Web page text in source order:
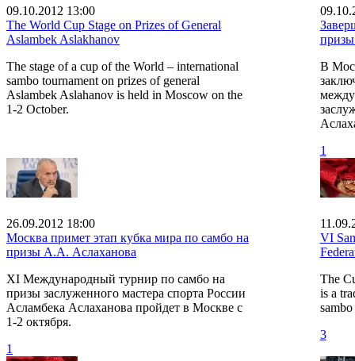
09.10.2012 13:00
The World Cup Stage on Prizes of General
Aslambek Aslakhanov
The stage of a cup of the World – international
sambo tournament on prizes of general
Aslambek Aslahanov is held in Moscow on the
1-2 October.
В
1
26.09.2012 18:00
Москва примет этап кубка мира по самбо на
призы А.А. Аслаханова
XI Международный турнир по самбо на
призы заслуженного мастера спорта России
Асламбека Аслаханова пройдет в Москве с
1-2 октября.
1
VI
The
is a
sambo
3